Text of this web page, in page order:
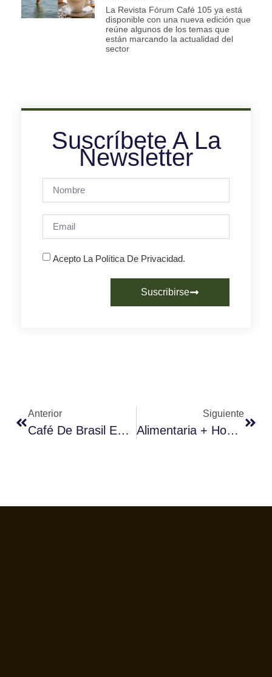
La Revista Fórum Café 105 ya está
disponible con una nueva edición que
reúne algunos de los temas que
están marcando la actualidad del
sector
Suscríbete A La
Newsletter
Acepto La Política De Privacidad.
Suscribirse
Anterior
Café De Brasil En Fórum Café: La Cata Exclusiva De Finca São Silvestre
Siguiente
Alimentaria + Hostelco Y Fórum Café Reúnen Al Sector Para Analizar El Futuro Del Café En España